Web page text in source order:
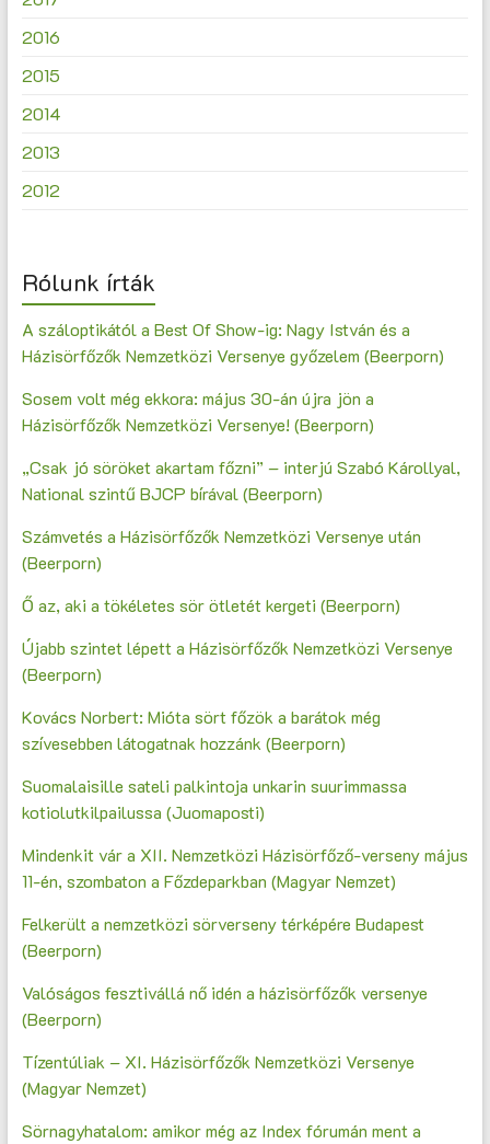
2016
2015
2014
2013
2012
Rólunk írták
A száloptikától a Best Of Show-ig: Nagy István és a
Házisörfőzők Nemzetközi Versenye győzelem (Beerporn)
Sosem volt még ekkora: május 30-án újra jön a
Házisörfőzők Nemzetközi Versenye! (Beerporn)
„Csak jó söröket akartam főzni” – interjú Szabó Károllyal,
National szintű BJCP bírával (Beerporn)
Számvetés a Házisörfőzők Nemzetközi Versenye után
(Beerporn)
Ő az, aki a tökéletes sör ötletét kergeti (Beerporn)
Újabb szintet lépett a Házisörfőzők Nemzetközi Versenye
(Beerporn)
Kovács Norbert: Mióta sört főzök a barátok még
szívesebben látogatnak hozzánk (Beerporn)
Suomalaisille sateli palkintoja unkarin suurimmassa
kotiolutkilpailussa (Juomaposti)
Mindenkit vár a XII. Nemzetközi Házisörfőző-verseny május
11-én, szombaton a Főzdeparkban (Magyar Nemzet)
Felkerült a nemzetközi sörverseny térképére Budapest
(Beerporn)
Valóságos fesztivállá nő idén a házisörfőzők versenye
(Beerporn)
Tízentúliak – XI. Házisörfőzők Nemzetközi Versenye
(Magyar Nemzet)
Sörnagyhatalom: amikor még az Index fórumán ment a